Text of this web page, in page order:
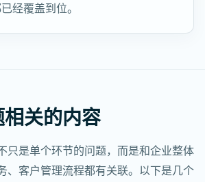
经覆盖到位。
关的内容
只是单个环节的问题，而是和企业整体
、客户管理流程都有关联。以下是几个